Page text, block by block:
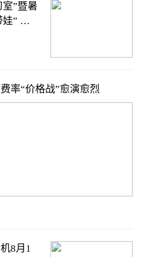
”暨暑
” 快
率“价格战”愈演愈烈
8月1